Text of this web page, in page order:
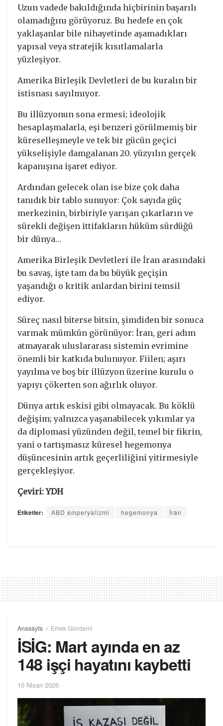
Uzun vadede bakıldığında hiçbirinin başarılı
olamadığını görüyoruz. Bu hedefe en çok
yaklaşanlar bile nihayetinde aşamadıkları
yapısal veya stratejik kısıtlamalarla
yüzleşiyor.
Amerika Birleşik Devletleri de bu kuralın bir
istisnası sayılmıyor.
Bu illüzyonun sona ermesi; ideolojik
hesaplaşmalarla, eşi benzeri görülmemiş bir
küreselleşmeyle ve tek bir gücün geçici
yükselişiyle damgalanan 20. yüzyılın gerçek
kapanışına işaret ediyor.
Ardından gelecek olan ise bize çok daha
tanıdık bir tablo sunuyor: Çok sayıda güç
merkezinin, birbiriyle yarışan çıkarların ve
sürekli değişen ittifakların hüküm sürdüğü
bir dünya…
Amerika Birleşik Devletleri ile İran arasındaki
bu savaş, işte tam da bu büyük geçişin
yaşandığı o kritik anlardan birini temsil
ediyor.
Süreç nasıl biterse bitsin, şimdiden bir sonuca
varmak mümkün görünüyor: İran, geri adım
atmayarak uluslararası sistemin evrimine
önemli bir katkıda bulunuyor. Fiilen; aşırı
yayılma ve boş bir illüzyon üzerine kurulu o
yapıyı çökerten son ağırlık oluyor.
Dünya artık eskisi gibi olmayacak. Bu köklü
değişim; yalnızca yaşanabilecek yıkımlar ya
da diplomasi yüzünden değil, temel bir fikrin,
yani o tartışmasız küresel hegemonya
düşüncesinin artık geçerliliğini yitirmesiyle
gerçekleşiyor.
Çeviri: YDH
Etiketler: ABD emperyalizmi hegemonya İran
Anasayfa Emek Gündemi
İSİG: Mart ayında en az
148 işçi hayatını kaybetti
10 Nisan 2026